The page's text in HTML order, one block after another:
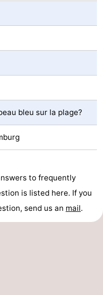
bleu sur la plage?
to frequently
is listed here. If you
send us an mail.